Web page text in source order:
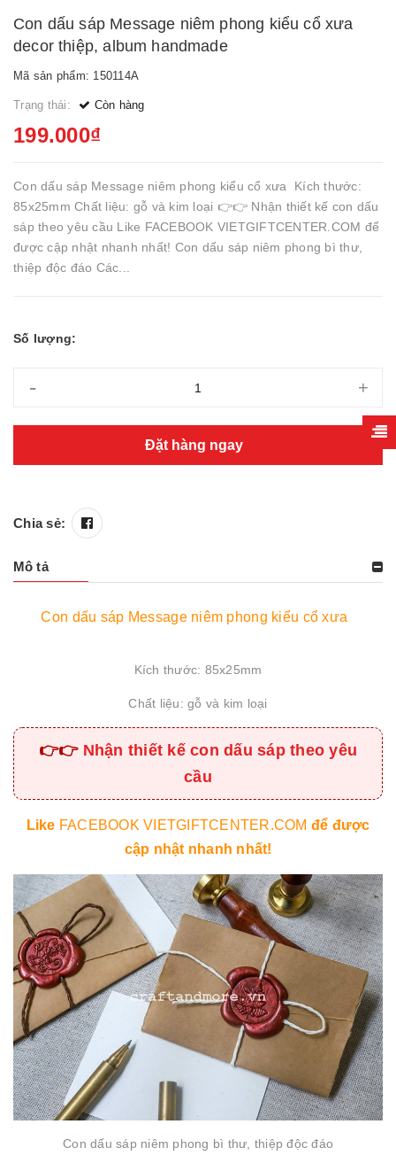
Con dấu sáp Message niêm phong kiểu cổ xưa
decor thiệp, album handmade
Mã sản phẩm: 150114A
Trạng thái: Còn hàng
199.000₫
Con dấu sáp Message niêm phong kiểu cổ xưa Kích thước:
85x25mm Chất liệu: gỗ và kim loại 👉👉 Nhận thiết kế con dấu
sáp theo yêu cầu Like FACEBOOK VIETGIFTCENTER.COM để
được cập nhật nhanh nhất! Con dấu sáp niêm phong bì thư,
thiệp độc đáo Các...
Số lượng:
- +
Đặt hàng ngay
Chia sẻ:
Mô tả
Con dấu sáp Message niêm phong kiểu cổ xưa
Kích thước: 85x25mm
Chất liệu: gỗ và kim loại
👉👉Nhận thiết kế con dấu sáp theo yêu
cầu
Like FACEBOOK VIETGIFTCENTER.COM để được
cập nhật nhanh nhất!
Con dấu sáp niêm phong bì thư, thiệp độc đáo